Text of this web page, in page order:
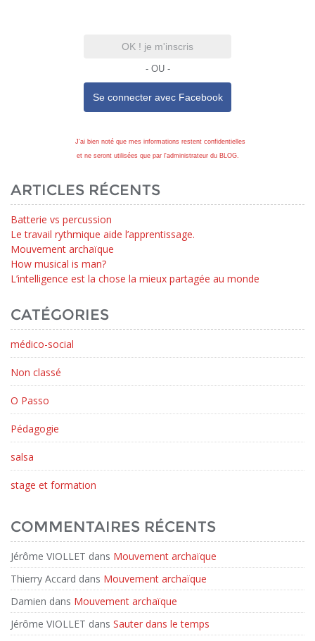
OK ! je m'inscris
- OU -
Se connecter avec Facebook
J'ai bien noté que mes informations restent confidentielles
et ne seront utilisées que par l'administrateur du BLOG.
ARTICLES RÉCENTS
Batterie vs percussion
Le travail rythmique aide l’apprentissage.
Mouvement archaïque
How musical is man?
L’intelligence est la chose la mieux partagée au monde
CATÉGORIES
médico-social
Non classé
O Passo
Pédagogie
salsa
stage et formation
COMMENTAIRES RÉCENTS
Jérôme VIOLLET dans Mouvement archaïque
Thierry Accard dans Mouvement archaïque
Damien dans Mouvement archaïque
Jérôme VIOLLET dans Sauter dans le temps